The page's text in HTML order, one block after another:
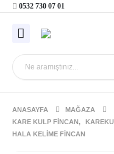
0532 730 07 01
ANASAYFA
MAĞAZA
KARE KULP FINCAN,
HALA KELIME FINCAN